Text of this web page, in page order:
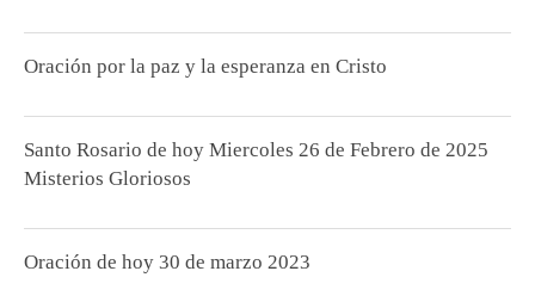
Oración por la paz y la esperanza en Cristo
Santo Rosario de hoy Miercoles 26 de Febrero de 2025
Misterios Gloriosos
Oración de hoy 30 de marzo 2023